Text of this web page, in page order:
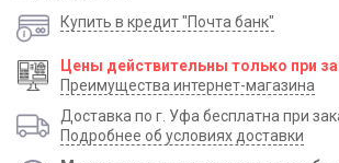
Купить в кредит "Почта банк"
Цены действительны только при
Преимущества интернет-магазина
Доставка по г. Уфа бесплатна при
Подробнее об условиях доставки